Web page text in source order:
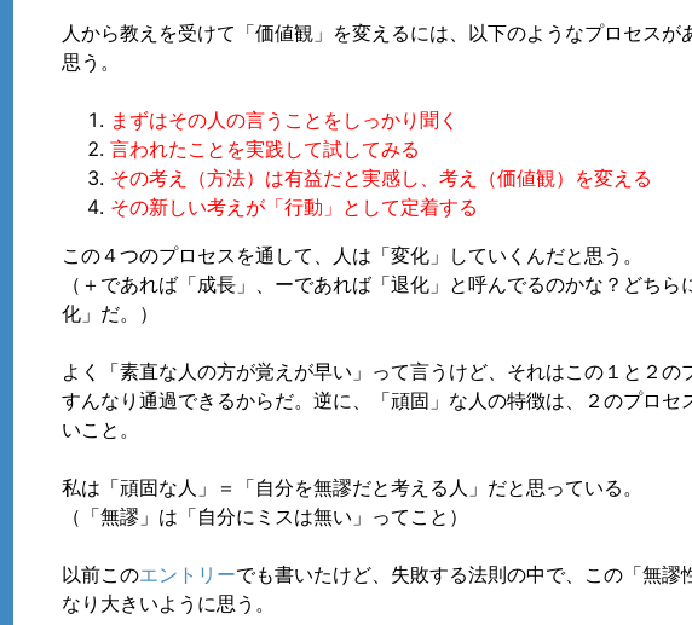
人から教えを受けて「価値観」を変えるには、以下のようなプロセスが
思う。
まずはその人の言うことをしっかり聞く
言われたことを実践して試してみる
その考え（方法）は有益だと実感し、考え（価値観）を変える
その新しい考えが「行動」として定着する
この４つのプロセスを通して、人は「変化」していくんだと思う。
（＋であれば「成長」、ーであれば「退化」と呼んでるのかな？どちら
化」だ。）
よく「素直な人の方が覚えが早い」って言うけど、それはこの１と２の
すんなり通過できるからだ。逆に、「頑固」な人の特徴は、２のプロセ
いこと。
私は「頑固な人」＝「自分を無謬だと考える人」だと思っている。
（「無謬」は「自分にミスは無い」ってこと）
以前このエントリーでも書いたけど、失敗する法則の中で、この「無謬
なり大きいように思う。